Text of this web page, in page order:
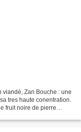
viandé, Zan Bouche : une
tres haute conentration.
fruit noire de pierre